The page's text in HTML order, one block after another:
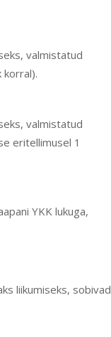
valmistatud
valmistatud
eritellimusel 1
YKK lukuga,
liikumiseks, sobivad